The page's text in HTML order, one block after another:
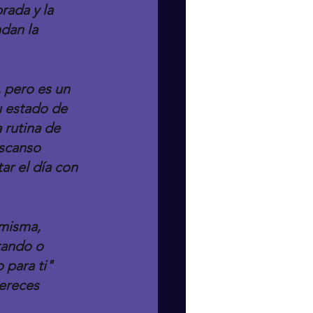
y la
la
pero es un
estado de
rutina de
el día con
o
para ti"